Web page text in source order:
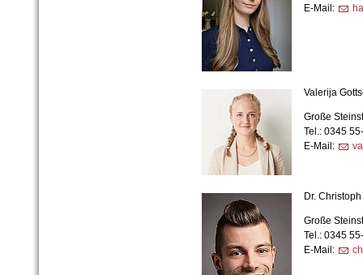
E-Mail:
Valerija
Große
Tel.: 0345
E-Mail:
Dr.
Große
Tel.: 0345
E-Mail: